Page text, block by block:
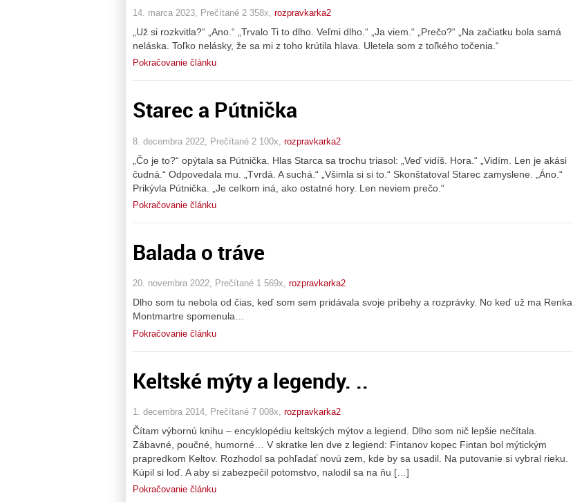
14. marca 2023, Prečítané 2 358x, rozpravkarka2
„Už si rozkvitla?“ „Ano.“ „Trvalo Ti to dlho. Veľmi dlho.“ „Ja viem.“ „Prečo?“ „Na začiatku bola samá
neláska. Toľko nelásky, že sa mi z toho krútila hlava. Uletela som z toľkého točenia.“
Pokračovanie článku
Starec a Pútnička
8. decembra 2022, Prečítané 2 100x, rozpravkarka2
„Čo je to?“ opýtala sa Pútnička. Hlas Starca sa trochu triasol: „Veď vidíš. Hora.“ „Vidím. Len je akási
čudná.“ Odpovedala mu. „Tvrdá. A suchá.“ „Všimla si si to.“ Skonštatoval Starec zamyslene. „Áno.“
Prikývla Pútnička. „Je celkom iná, ako ostatné hory. Len neviem prečo.“
Pokračovanie článku
Balada o tráve
20. novembra 2022, Prečítané 1 569x, rozpravkarka2
Dlho som tu nebola od čias, keď som sem pridávala svoje príbehy a rozprávky. No keď už ma Renka
Montmartre spomenula…
Pokračovanie článku
Keltské mýty a legendy. ..
1. decembra 2014, Prečítané 7 008x, rozpravkarka2
Čítam výbornú knihu – encyklopédiu keltských mýtov a legiend. Dlho som nič lepšie nečítala.
Zábavné, poučné, humorné… V skratke len dve z legiend: Fintanov kopec Fintan bol mýtickým
prapredkom Keltov. Rozhodol sa pohľadať novú zem, kde by sa usadil. Na putovanie si vybral rieku.
Kúpil si loď. A aby si zabezpečil potomstvo, nalodil sa na ňu […]
Pokračovanie článku